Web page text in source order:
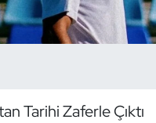
Tarihi Zaferle Çıktı